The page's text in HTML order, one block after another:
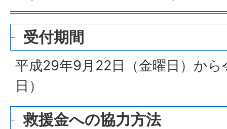
受付期間
平成29年9月22日（金曜日）か
日）
救援金への協力方法